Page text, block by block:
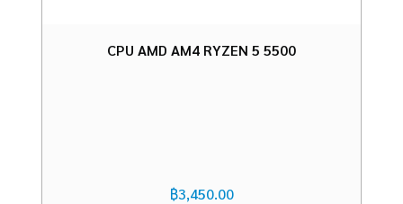
CPU AMD AM4 RYZEN 5 5500
฿3,450.00